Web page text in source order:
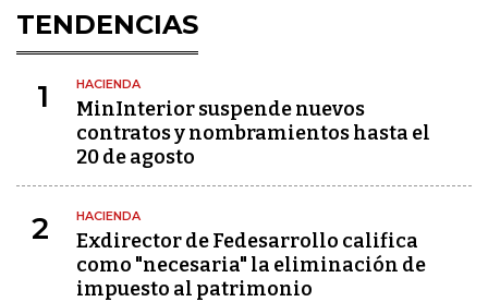
TENDENCIAS
1 HACIENDA
MinInterior suspende nuevos
contratos y nombramientos hasta el
20 de agosto
2 HACIENDA
Exdirector de Fedesarrollo califica
como "necesaria" la eliminación de
impuesto al patrimonio